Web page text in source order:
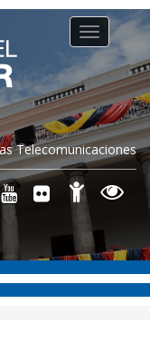
Telecomunicaciones
Toggle
navigation